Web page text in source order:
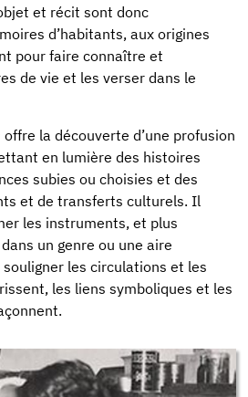
et récit sont donc
d’habitants, aux origines
pour faire connaître et
de vie et les verser dans le
offre la découverte d’une profusion
en lumière des histoires
subies ou choisies et des
et de transferts culturels. Il
les instruments, et plus
un genre ou une aire
les circulations et les
les liens symboliques et les